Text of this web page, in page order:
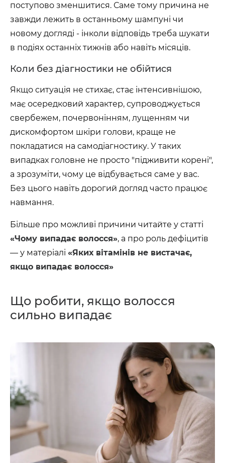
поступово зменшитися. Саме тому причина не
завжди лежить в останньому шампуні чи
новому догляді - інколи відповідь треба шукати
в подіях останніх тижнів або навіть місяців.
Коли без діагностики не обійтися
Якщо ситуація не стихає, стає інтенсивнішою,
має осередковий характер, супроводжується
свербежем, почервонінням, лущенням чи
дискомфортом шкіри голови, краще не
покладатися на самодіагностику. У таких
випадках головне не просто "підживити корені",
а зрозуміти, чому це відбувається саме у вас.
Без цього навіть дорогий догляд часто працює
навмання.
Більше про можливі причини читайте у статті
«Чому випадає волосся», а про роль дефіцитів
— у матеріалі «Яких вітамінів не вистачає,
якщо випадає волосся»
Що робити, якщо волосся
сильно випадає